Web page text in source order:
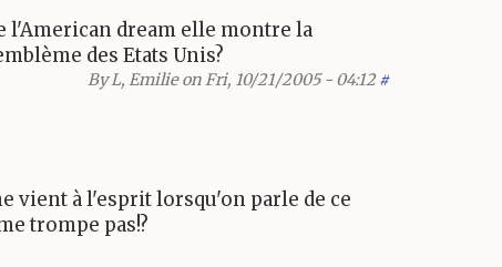
l'American dream elle montre la
des Etats Unis?
ByL, Emilieon Fri, 10/21/2005 - 04:12 #
vient à l'esprit lorsqu'on parle de ce
trompe pas!?